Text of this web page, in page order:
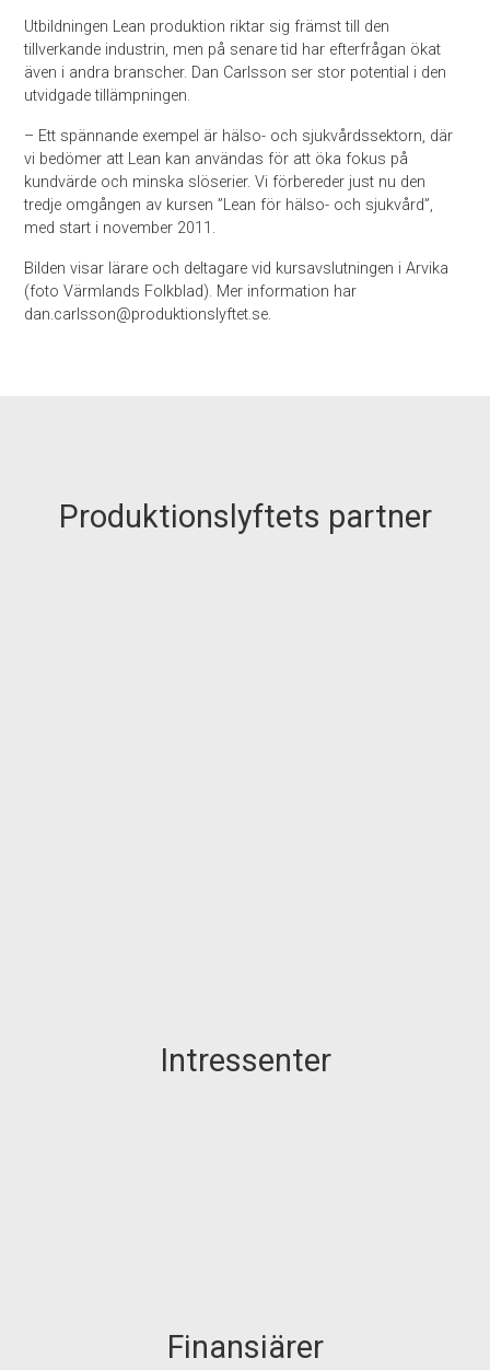
Utbildningen Lean produktion riktar sig främst till den
tillverkande industrin, men på senare tid har efterfrågan ökat
även i andra branscher. Dan Carlsson ser stor potential i den
utvidgade tillämpningen.
– Ett spännande exempel är hälso- och sjukvårdssektorn, där
vi bedömer att Lean kan användas för att öka fokus på
kundvärde och minska slöserier. Vi förbereder just nu den
tredje omgången av kursen ”Lean för hälso- och sjukvård”,
med start i november 2011.
Bilden visar lärare och deltagare vid kursavslutningen i Arvika
(foto Värmlands Folkblad). Mer information har
dan.carlsson@produktionslyftet.se.
Produktionslyftets partner
Intressenter
Finansiärer